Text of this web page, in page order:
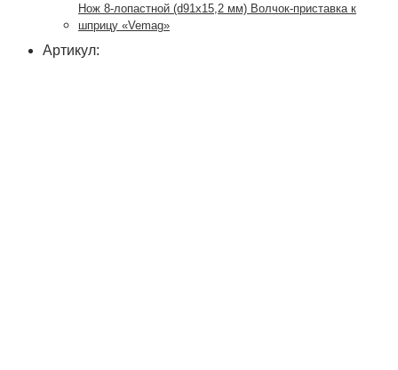
Нож 8-лопастной (d91х15,2 мм) Волчок-приставка к
шприцу «Vemag»
Артикул: